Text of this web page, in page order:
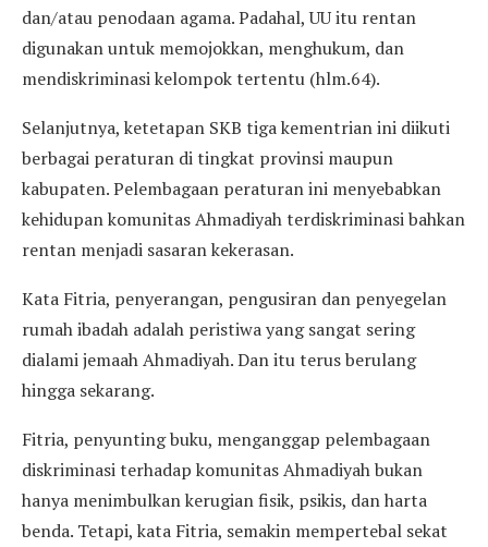
dan/atau penodaan agama. Padahal, UU itu rentan
digunakan untuk memojokkan, menghukum, dan
mendiskriminasi kelompok tertentu (hlm.64).
Selanjutnya, ketetapan SKB tiga kementrian ini diikuti
berbagai peraturan di tingkat provinsi maupun
kabupaten. Pelembagaan peraturan ini menyebabkan
kehidupan komunitas Ahmadiyah terdiskriminasi bahkan
rentan menjadi sasaran kekerasan.
Kata Fitria, penyerangan, pengusiran dan penyegelan
rumah ibadah adalah peristiwa yang sangat sering
dialami jemaah Ahmadiyah. Dan itu terus berulang
hingga sekarang.
Fitria, penyunting buku, menganggap pelembagaan
diskriminasi terhadap komunitas Ahmadiyah bukan
hanya menimbulkan kerugian fisik, psikis, dan harta
benda. Tetapi, kata Fitria, semakin mempertebal sekat